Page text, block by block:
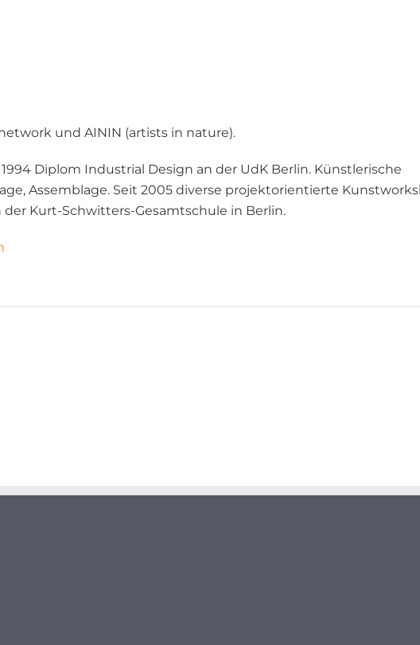
und AININ (artists in nature).
Diplom Industrial Design an der UdK Berlin. Künstlerische
Assemblage. Seit 2005 diverse projektorientierte
Kurt-Schwitters-Gesamtschule in Berlin.